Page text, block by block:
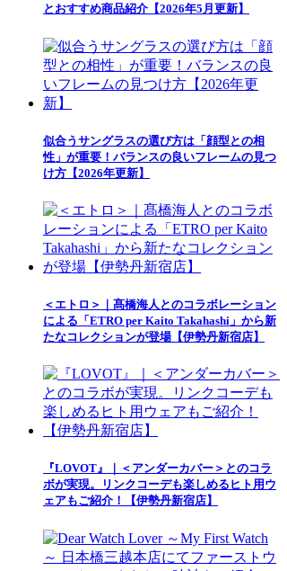
とおすすめ商品紹介【2026年5月更新】
似合うサングラスの選び方は「顔型との相
性」が重要！バランスの良いフレームの見つ
け方【2026年更新】
＜エトロ＞｜髙橋海人とのコラボレーション
による「ETRO per Kaito Takahashi」から新
たなコレクションが登場【伊勢丹新宿店】
『LOVOT』｜＜アンダーカバー＞とのコラ
ボが実現。リンクコーデも楽しめるヒト用ウ
ェアもご紹介！【伊勢丹新宿店】